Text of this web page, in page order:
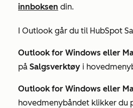
innboksen din.
I Outlook går du til HubSpot
Outlook for Windows eller
på Salgsverktøy i
Outlook for Windows eller
hovedmenybåndet klikker du